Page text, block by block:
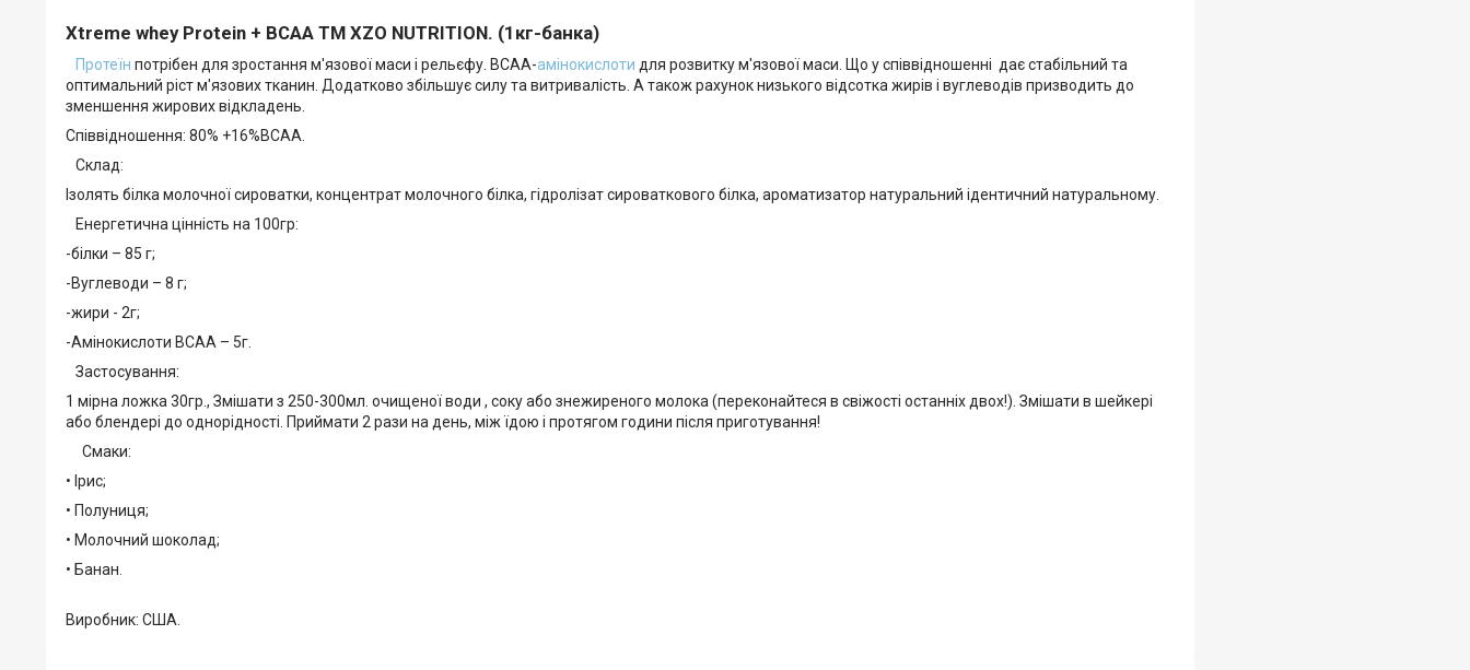
Xtreme whey Protein + BCAA ТМ XZO NUTRITION. (1кг-банка)
Протеїн потрібен для зростання м'язової маси і рельєфу. ВСАА-амінокислоти для розвитку м'язової маси. Що у співвідношенні дає стабільний та
оптимальний ріст м'язових тканин. Додатково збільшує силу та витривалість. А також рахунок низького відсотка жирів і вуглеводів призводить до
зменшення жирових відкладень.
Співвідношення: 80% +16%ВСАА.
Склад:
Ізолять білка молочної сироватки, концентрат молочного білка, гідролізат сироваткового білка, ароматизатор натуральний ідентичний натуральному.
Енергетична цінність на 100гр:
-білки – 85 г;
-Вуглеводи – 8 г;
-жири - 2г;
-Амінокислоти BCAA – 5г.
Застосування:
1 мірна ложка 30гр., Змішати з 250-300мл. очищеної води , соку або знежиреного молока (переконайтеся в свіжості останніх двох!). Змішати в шейкері
або блендері до однорідності. Приймати 2 рази на день, між їдою і протягом години після приготування!
Смаки:
• Ірис;
• Полуниця;
• Молочний шоколад;
• Банан.
Виробник: США.